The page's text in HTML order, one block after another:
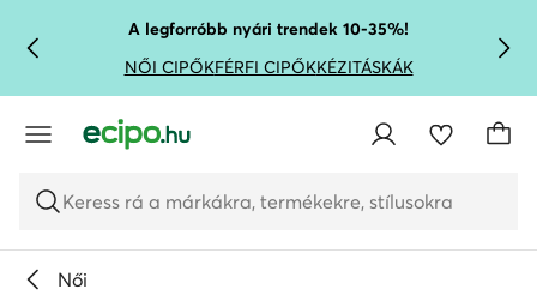
UGRÁS A FŐ TARTALOMRA
UGRÁS A KERESÉSHEZA legforróbb nyári trendek 10-35%!
NŐI CIPŐKFÉRFI CIPŐKKÉZITÁSKÁK
Keress rá a márkákra, termékekre, stílusokra
Női